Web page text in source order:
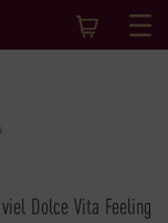
Dolce Vita Feeling